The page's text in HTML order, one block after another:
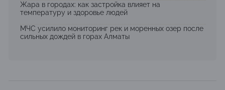
Жара в городах: как застройка влияет на
температуру и здоровье людей
МЧС усилило мониторинг рек и моренных озер после
сильных дождей в горах Алматы